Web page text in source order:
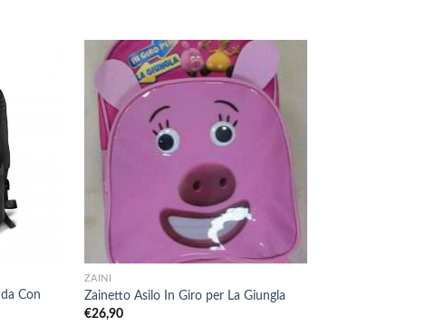
Con
ZAINI
Zainetto Asilo In Giro per La Giungla
€26,90